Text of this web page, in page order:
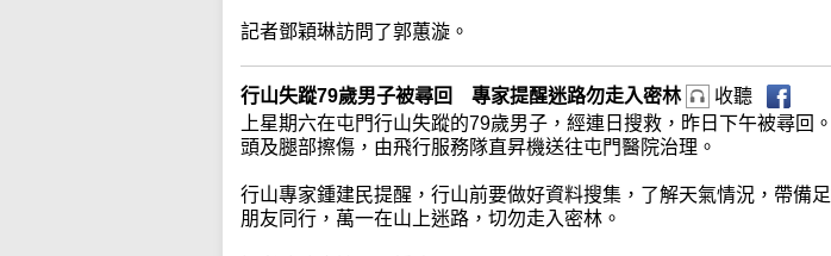
記者鄧穎琳訪問了郭蕙漩。
行山失蹤79歲男子被尋回 專家提醒迷路勿走入密林
收聽
上星期六在屯門行山失蹤的79歲男子，經連日搜救，昨日下午被尋回
頭及腿部擦傷，由飛行服務隊直昇機送往屯門醫院治理。
行山專家鍾建民提醒，行山前要做好資料搜集，了解天氣情況，帶備
朋友同行，萬一在山上迷路，切勿走入密林。